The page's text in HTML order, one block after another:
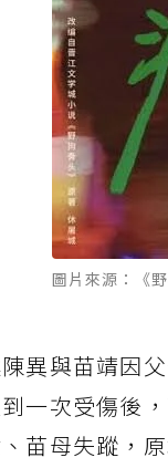
圖片來源：《
陳異與苗靖因
一次受傷後
苗母失蹤，